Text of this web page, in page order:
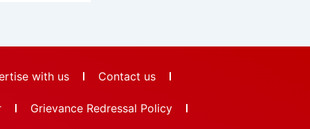
with us Contact us
Grievance Redressal Policy